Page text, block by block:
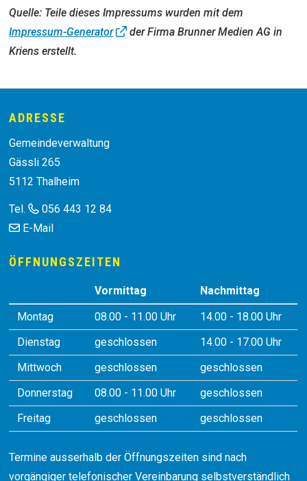
Quelle: Teile dieses Impressums wurden mit dem
Impressum-Generator
der Firma Brunner Medien AG in
Kriens erstellt.
Footer
ADRESSE
Gemeindeverwaltung
Gässli 265
5112 Thalheim
Tel.
056 443 12 84
E-Mail
ÖFFNUNGSZEITEN
Vormittag
Nachmittag
Montag
08.00 - 11.00 Uhr
14.00 - 18.00 Uhr
Dienstag
geschlossen
14.00 - 17.00 Uhr
Mittwoch
geschlossen
geschlossen
Donnerstag
08.00 - 11.00 Uhr
geschlossen
Freitag
geschlossen geschlossen
Termine ausserhalb der Öffnungszeiten sind nach
vorgängiger telefonischer Vereinbarung selbstverständlich